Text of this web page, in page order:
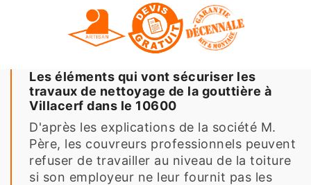
Les éléments qui vont sécuriser les
travaux de nettoyage de la gouttière à
Villacerf dans le 10600
D'après les explications de la société M.
Père, les couvreurs professionnels peuvent
refuser de travailler au niveau de la toiture
si son employeur ne leur fournit pas les